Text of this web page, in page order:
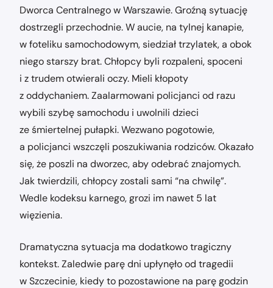
Dworca Centralnego w Warszawie. Groźną sytuację
dostrzegli przechodnie. W aucie, na tylnej kanapie,
w foteliku samochodowym, siedział trzylatek, a obok
niego starszy brat. Chłopcy byli rozpaleni, spoceni
i z trudem otwierali oczy. Mieli kłopoty
z oddychaniem. Zaalarmowani policjanci od razu
wybili szybę samochodu i uwolnili dzieci
ze śmiertelnej pułapki. Wezwano pogotowie,
a policjanci wszczęli poszukiwania rodziców. Okazało
się, że poszli na dworzec, aby odebrać znajomych.
Jak twierdzili, chłopcy zostali sami “na chwilę”.
Wedle kodeksu karnego, grozi im nawet 5 lat
więzienia.
Dramatyczna sytuacja ma dodatkowo tragiczny
kontekst. Zaledwie parę dni upłynęło od tragedii
w Szczecinie, kiedy to pozostawione na parę godzin